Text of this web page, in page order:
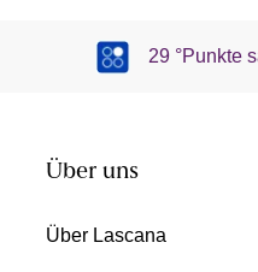
29 °Punkte
Über uns
Über Lascana